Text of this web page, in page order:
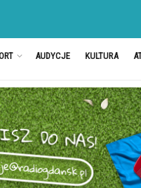
AUDYCJE KULTURA